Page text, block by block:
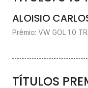
ALOISIO
Prêmio: VW GOL 1.0
TÍTULOS